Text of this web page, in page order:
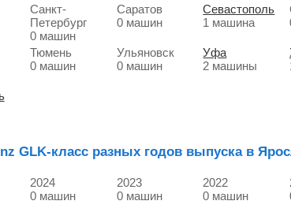
Санкт-
Петербург
0 машин
Саратов
0 машин
Севастополь
1 машина
Тюмень
0 машин
Ульяновск
0 машин
Уфа
2 машины
GLK-класс разных годов выпуска в
2024
0 машин
2023
0 машин
2022
0 машин